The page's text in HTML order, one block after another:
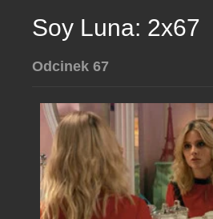
Soy Luna: 2x67
Odcinek 67